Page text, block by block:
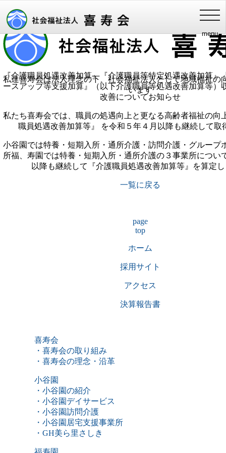
menu
健やかな長寿・家族との絆・豊かな地域福祉
私達喜寿会は法人理念の下、社会福祉法人として地域福祉の
います
介護職員処遇改善加算等の取得に
『介護職員処遇改善加算』『介護職員等特定処遇改善加算』
ースアップ等支援加算』（以下介護職員等処遇改善加算等）
改善についてお知らせ
私たち喜寿会では、職員の処遇向上と更なる高齢者福祉の向
職員処遇改善加算等』 を令和５年４月以降も継続して取
小谷園では特養・短期入所・通所介護・訪問介護・グループ
所福、寿園では特養・短期入所・通所介護の３事業所につい
以降も継続して『介護職員処遇改善加算等』を算定
一覧に戻る
page
top
ホーム
採用サイト
アクセス
決算報告書
喜寿会
・喜寿会の取り組み
・喜寿会の理念・沿革
小谷園
・小谷園の紹介
・小谷園デイサービス
・小谷園訪問介護
・小谷園居宅支援事業所
・GH美ら里さしき